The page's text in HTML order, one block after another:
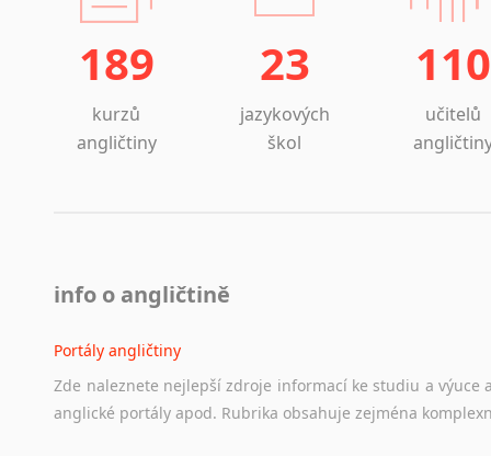
189
kurzů
angličtiny
23
jazykových
škol
110
učitelů
info o angličtině
Portály angličtiny
Zde naleznete nejlepší zdroje informací ke studiu a výuce
anglické portály apod. Rubrika obsahuje zejména